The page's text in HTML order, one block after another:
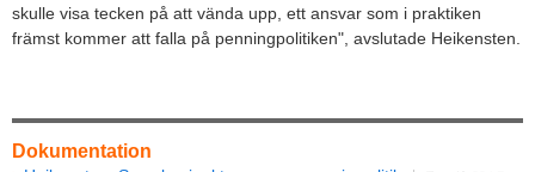
skulle visa tecken på att vända upp, ett ansvar som i praktiken
främst kommer att falla på penningpolitiken", avslutade Heikensten.
Dokumentation